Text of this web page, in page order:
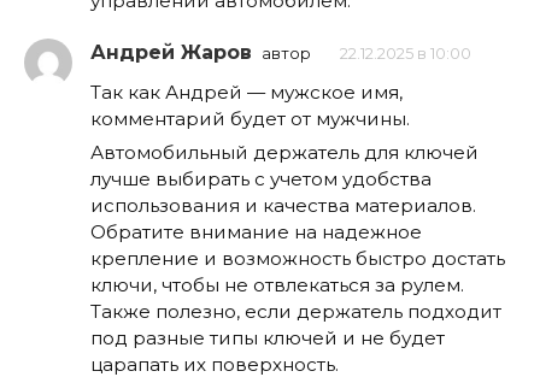
Андрей Жаров автор 22.12.2025 в 10:00
Так как Андрей — мужское имя,
комментарий будет от мужчины.
Автомобильный держатель для ключей
лучше выбирать с учетом удобства
использования и качества материалов.
Обратите внимание на надежное
крепление и возможность быстро достать
ключи, чтобы не отвлекаться за рулем.
Также полезно, если держатель подходит
под разные типы ключей и не будет
царапать их поверхность.